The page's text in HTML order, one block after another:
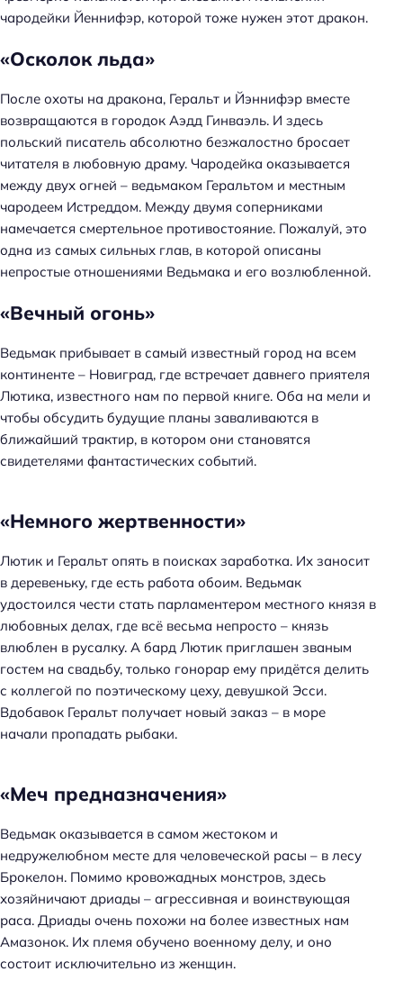
чародейки Йеннифэр, которой тоже нужен этот дракон.
«Осколок льда»
После охоты на дракона, Геральт и Йэннифэр вместе
возвращаются в городок Аэдд Гинваэль. И здесь
польский писатель абсолютно безжалостно бросает
читателя в любовную драму. Чародейка оказывается
между двух огней – ведьмаком Геральтом и местным
чародеем Истреддом. Между двумя соперниками
намечается смертельное противостояние. Пожалуй, это
одна из самых сильных глав, в которой описаны
непростые отношениями Ведьмака и его возлюбленной.
«Вечный огонь»
Ведьмак прибывает в самый известный город на всем
континенте – Новиград, где встречает давнего приятеля
Лютика, известного нам по первой книге. Оба на мели и
чтобы обсудить будущие планы заваливаются в
ближайший трактир, в котором они становятся
свидетелями фантастических событий.
«Немного жертвенности»
Лютик и Геральт опять в поисках заработка. Их заносит
в деревеньку, где есть работа обоим. Ведьмак
удостоился чести стать парламентером местного князя в
любовных делах, где всё весьма непросто – князь
влюблен в русалку. А бард Лютик приглашен званым
гостем на свадьбу, только гонорар ему придётся делить
с коллегой по поэтическому цеху, девушкой Эсси.
Вдобавок Геральт получает новый заказ – в море
начали пропадать рыбаки.
«Меч предназначения»
Ведьмак оказывается в самом жестоком и
недружелюбном месте для человеческой расы – в лесу
Брокелон. Помимо кровожадных монстров, здесь
хозяйничают дриады – агрессивная и воинствующая
раса. Дриады очень похожи на более известных нам
Амазонок. Их племя обучено военному делу, и оно
состоит исключительно из женщин.